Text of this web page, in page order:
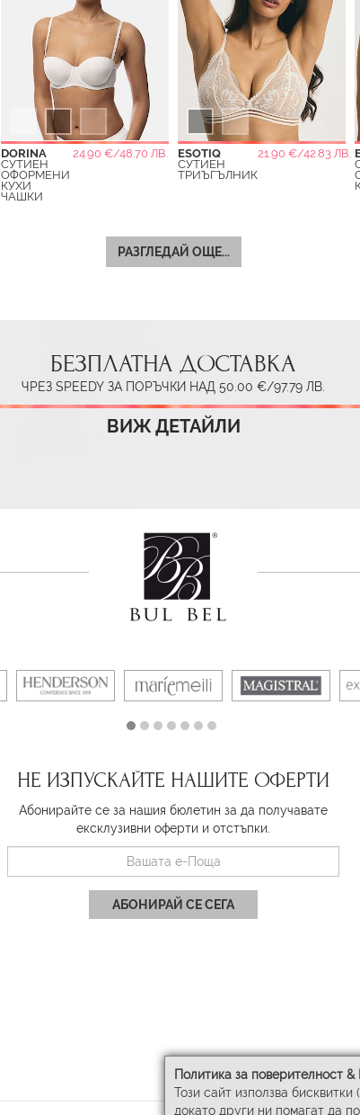
Политика за поверителност &
Този сайт използва
докато други ни помагат да
DORINA
24.90 €/48.70 ЛВ.
СУТИЕН
ОФОРМЕНИ
КУХИ
ЧАШКИ
ESOTIQ
21.90 €/42.83 ЛВ.
СУТИЕН
ТРИЪГЪЛНИК
РАЗГЛЕДАЙ ОЩЕ...
БЕЗПЛАТНА ДОСТАВКА
ЧРЕЗ SPEEDY ЗА ПОРЪЧКИ НАД 50.00 €/97.79 ЛВ.
ВИЖ ДЕТАЙЛИ
НЕ ИЗПУСКАЙТЕ НАШИТЕ ОФЕРТИ
Абонирайте се за нашия бюлетин за да получавате
ексклузивни оферти и отстъпки.
АБОНИРАЙ СЕ СЕГА